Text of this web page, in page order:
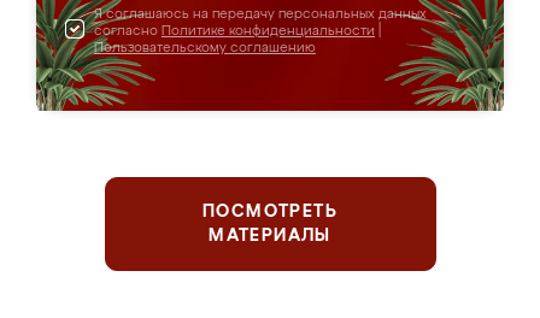
Я соглашаюсь на передачу персональных данных
согласно Политике конфиденциальности
Пользовательскому соглашению
ПОСМОТРЕТЬ
МАТЕРИАЛЫ